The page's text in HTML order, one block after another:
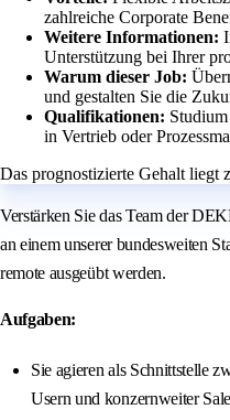
zahlreiche Corporate
Weitere Informationen:
Unterstützung bei Ihrer
Warum dieser Job:
und gestalten Sie die
Qualifikationen:
in Vertrieb oder
Das prognostizierte Gehalt liegt
Verstärken Sie das Team der
an einem unserer bundesweiten
remote ausgeübt werden.
Aufgaben:
Sie agieren als Schnittstelle
Usern und konzernweiter